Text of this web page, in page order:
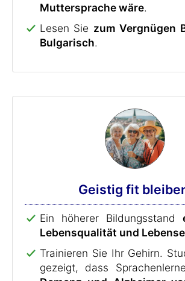
Muttersprache wäre.
Lesen Sie zum Vergnügen
Bulgarisch.
Geistig fit
Ein höherer Bildungsstand
Lebensqualität und
Trainieren Sie Ihr Gehirn.
gezeigt, dass